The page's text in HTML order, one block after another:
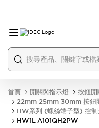
首頁 開關與指示燈
按鈕開
22mm 25mm 30mm 按鈕
HW系列 (螺絲端子型) 控
HW1L-A101QH2PW